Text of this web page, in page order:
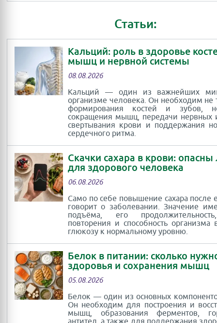
Статьи:
Кальций: роль в здоровье
мышц и нервной системы
08.08.2026
Кальций — один из важнейших
организме человека. Он необходим не
формирования костей и зубов,
сокращения мышц, передачи нервных
свертывания крови и поддержания
сердечного ритма.
Скачки сахара в крови: опасны
для здорового человека
06.08.2026
Само по себе повышение сахара после
говорит о заболевании. Значение
подъёма, его
повторения и способность организма
глюкозу к нормальному уровню.
Белок в питании: сколько
здоровья и сохранения мышц
05.08.2026
Белок — один из основных
Он необходим для построения и
мышц, образования ферментов,